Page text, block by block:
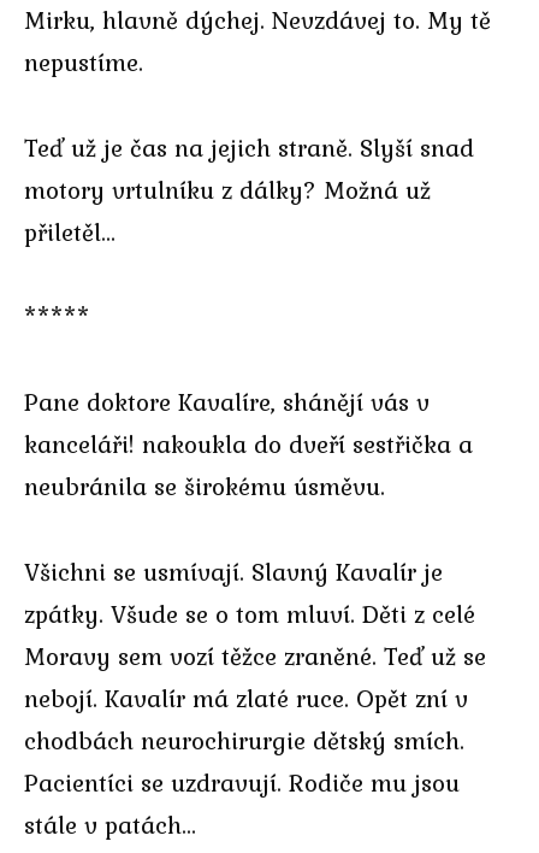
Mirku, hlavně dýchej. Nevzdávej to. My tě
nepustíme.
Teď už je čas na jejich straně. Slyší snad
motory vrtulníku z dálky? Možná už
přiletěl…
*****
Pane doktore Kavalíre, shánějí vás v
kanceláři! nakoukla do dveří sestřička a
neubránila se širokému úsměvu.
Všichni se usmívají. Slavný Kavalír je
zpátky. Všude se o tom mluví. Děti z celé
Moravy sem vozí těžce zraněné. Teď už se
nebojí. Kavalír má zlaté ruce. Opět zní v
chodbách neurochirurgie dětský smích.
Pacientíci se uzdravují. Rodiče mu jsou
stále v patách…